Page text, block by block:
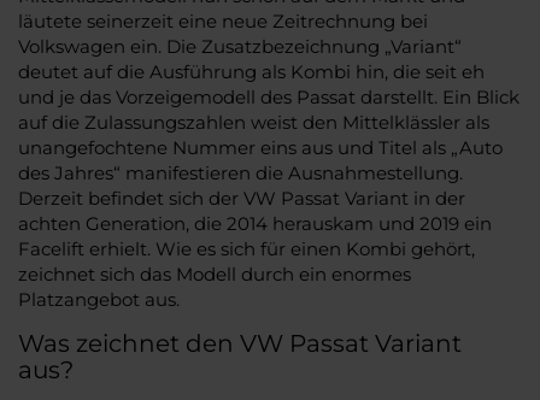
läutete seinerzeit eine neue Zeitrechnung bei
Volkswagen ein. Die Zusatzbezeichnung „Variant“
deutet auf die Ausführung als Kombi hin, die seit eh
und je das Vorzeigemodell des Passat darstellt. Ein Blick
auf die Zulassungszahlen weist den Mittelklässler als
unangefochtene Nummer eins aus und Titel als „Auto
des Jahres“ manifestieren die Ausnahmestellung.
Derzeit befindet sich der VW Passat Variant in der
achten Generation, die 2014 herauskam und 2019 ein
Facelift erhielt. Wie es sich für einen Kombi gehört,
zeichnet sich das Modell durch ein enormes
Platzangebot aus.
Was zeichnet den VW Passat Variant
aus?